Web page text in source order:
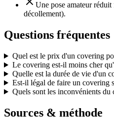
Une pose amateur
décollement).
Questions fréquentes
Quel est le prix d'un covering
Le covering est-il moins cher
Quelle est la durée de vie d'un
Est-il légal de faire un covering
Quels sont les inconvénients du
Sources & méthode